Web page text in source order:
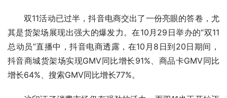
双11活动已过半，抖音电商交出了一份亮眼的答卷，尤
其是货架场展现出强大的爆发力。在10月29日举办的“双11
总动员”直播中，抖音电商透露，在10月8日到20日期间，
抖音商城货架场实现GMV同比增长91%、商品卡GMV同比
增长64%、搜索GMV同比增长77%。